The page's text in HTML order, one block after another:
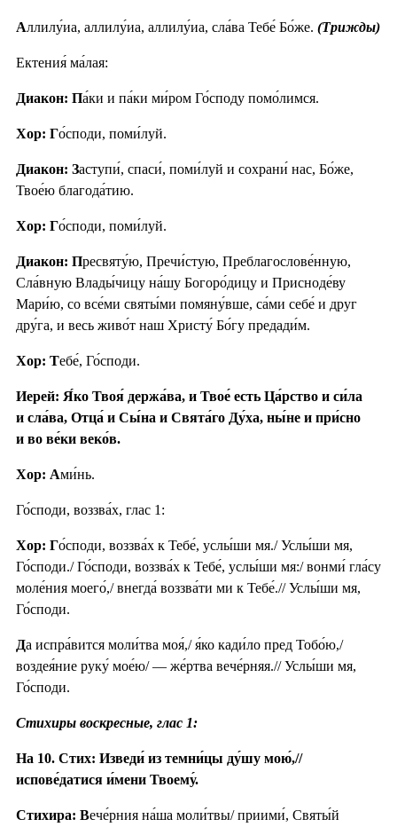
Аллилу́иа, аллилу́иа, аллилу́иа, сла́ва Тебе́ Бо́же. (Трижды)
Ектения́ ма́лая:
Диакон: Па́ки и па́ки ми́ром Го́споду помо́лимся.
Хор: Го́споди, поми́луй.
Диакон: Заступи́, спаси́, поми́луй и сохрани́ нас, Бо́же,
Твое́ю благода́тию.
Хор: Го́споди, поми́луй.
Диакон: Пресвяту́ю, Пречи́стую, Преблагослове́нную,
Сла́вную Влады́чицу на́шу Богоро́дицу и Присноде́ву
Мари́ю, со все́ми святы́ми помяну́вше, са́ми себе́ и друг
дру́га, и весь живо́т наш Христу́ Бо́гу предади́м.
Хор: Тебе́, Го́споди.
Иерей: Я́ко Твоя́ держа́ва, и Твое́ есть Ца́рство и си́ла
и сла́ва, Отца́ и Сы́на и Свята́го Ду́ха, ны́не и при́сно
и во ве́ки веко́в.
Хор: Ами́нь.
Го́споди, воззва́х, глас 1:
Хор: Го́споди, воззва́х к Тебе́, услы́ши мя./ Услы́ши мя,
Го́споди./ Го́споди, воззва́х к Тебе́, услы́ши мя:/ вонми́ гла́су
моле́ния моего́,/ внегда́ воззва́ти ми к Тебе́.// Услы́ши мя,
Го́споди.
Да испра́вится моли́тва моя́,/ я́ко кади́ло пред Тобо́ю,/
воздея́ние руку́ мое́ю/ — же́ртва вече́рняя.// Услы́ши мя,
Го́споди.
Стихиры воскресные, глас 1:
На 10. Стих: Изведи́ из темни́цы ду́шу мою́,//
испове́датися и́мени Твоему́.
Стихира: Вече́рния на́ша моли́твы/ приими́, Святы́й